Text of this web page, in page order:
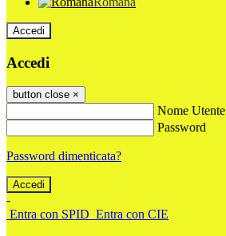
Accedi
Accedi
button close ×
Nome Utente
Password
Password dimenticata?
-
Entra con SPID Entra con CIE